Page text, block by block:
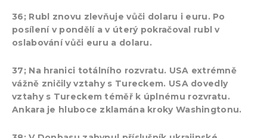
36; Rubl znovu zlevňuje vůči dolaru i euru. Po
posílení v pondělí a v úterý pokračoval rubl v
oslabování vůči euru a dolaru.
37; Na hranici totálního rozvratu. USA extrémně
vážně zničily vztahy s Tureckem. USA dovedly
vztahy s Tureckem téměř k úplnému rozvratu.
Ankara je hluboce zklamána kroky Washingtonu.